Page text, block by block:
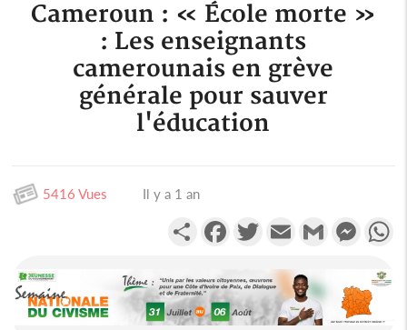
Cameroun : « École morte »
: Les enseignants
camerounais en grève
générale pour sauver
l'éducation
5416 Vues Il y a 1 an
PartagerFacebookTwitterEmail Gmail